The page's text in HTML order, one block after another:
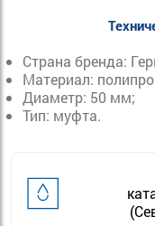
Страна бренда:
Материал:
Диаметр: 50 мм;
Тип: муфта.